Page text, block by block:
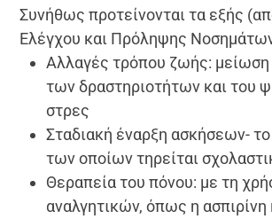
Συνήθως προτείνονται τα εξής
Ελέγχου και Πρόληψης
Αλλαγές τρόπου ζωής: μείωση
των δραστηριοτήτων και του
στρες
Σταδιακή έναρξη ασκήσεων-
των οποίων τηρείται
Θεραπεία του πόνου: με τη
αναλγητικών, όπως η ασπιρίνη